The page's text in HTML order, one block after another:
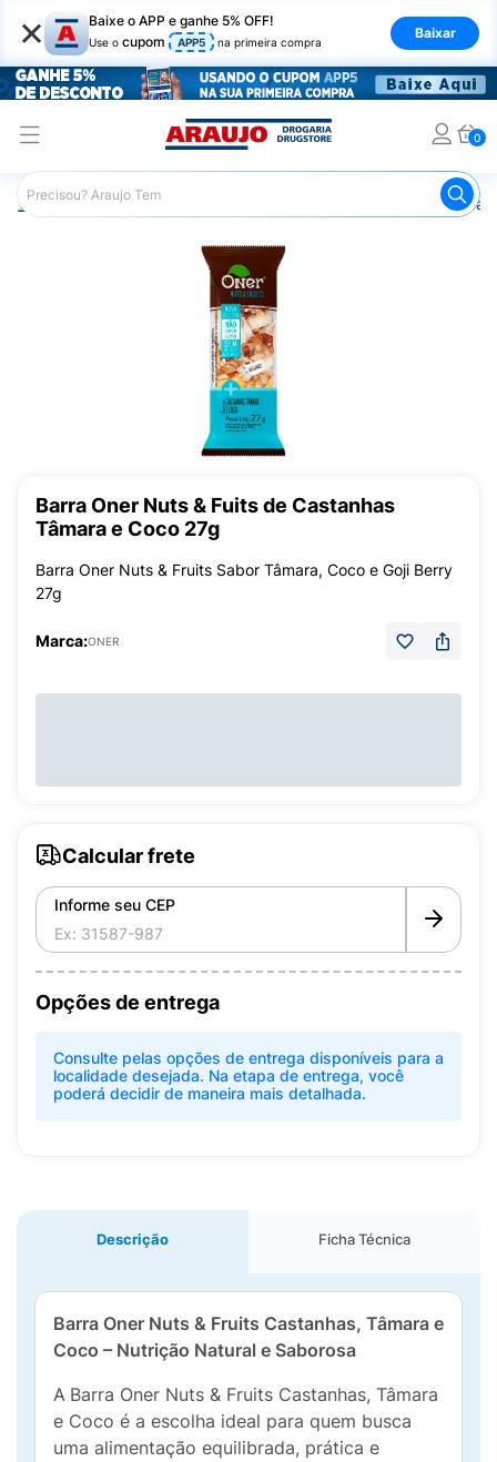
× Baixe o APP e ganhe 5% OFF!
Use o cupom APP5 na primeira compra
Baixar
0
Araujo Nutrição Saudável Barra de Cereal
Barra Oner Nuts & Fuits de Castanhas
Tâmara e Coco 27g
Barra Oner Nuts & Fruits Sabor Tâmara, Coco e Goji Berry
27g
Marca:ONER
Calcular frete
Informe seu CEP
Opções de entrega
Consulte pelas opções de entrega disponíveis para a
localidade desejada. Na etapa de entrega, você
poderá decidir de maneira mais detalhada.
Descrição Ficha Técnica
Barra Oner Nuts & Fruits Castanhas, Tâmara e
Coco – Nutrição Natural e Saborosa
A Barra Oner Nuts & Fruits Castanhas, Tâmara
e Coco é a escolha ideal para quem busca
uma alimentação equilibrada, prática e